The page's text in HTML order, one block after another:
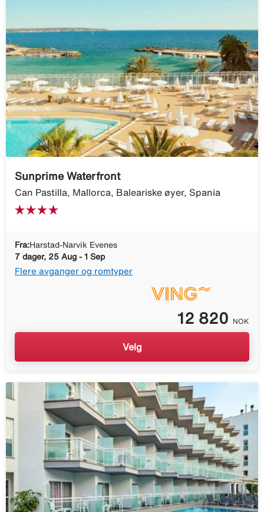
Sunprime Waterfront
Can Pastilla, Mallorca, Baleariske øyer, Spania
Fra:Harstad-Narvik Evenes
7 dager, 25 Aug - 1 Sep
Flere avganger og romtyper
12 820 NOK
Velg